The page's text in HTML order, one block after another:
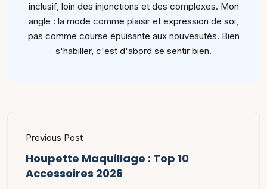
inclusif, loin des injonctions et des complexes. Mon
angle : la mode comme plaisir et expression de soi,
pas comme course épuisante aux nouveautés. Bien
s'habiller, c'est d'abord se sentir bien.
Previous Post
Houpette Maquillage : Top 10
Accessoires 2026